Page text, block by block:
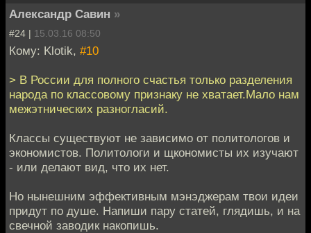
Александр Савин »
#24 | 15.03.16 08:50
Кому: Klotik, #10
> В России для полного счастья только разделения
народа по классовому признаку не хватает.Мало нам
межэтнических разногласий.
Классы существуют не зависимо от политологов и
экономистов. Политологи и щкономисты их изучают
- или делают вид, что их нет.
Но нынешним эффективным мэнэджерам твои идеи
придут по душе. Напиши пару статей, глядишь, и на
свечной заводик накопишь.